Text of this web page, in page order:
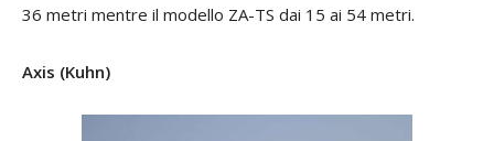
36 metri mentre il modello ZA-TS dai 15 ai 54 metri.
Axis (Kuhn)